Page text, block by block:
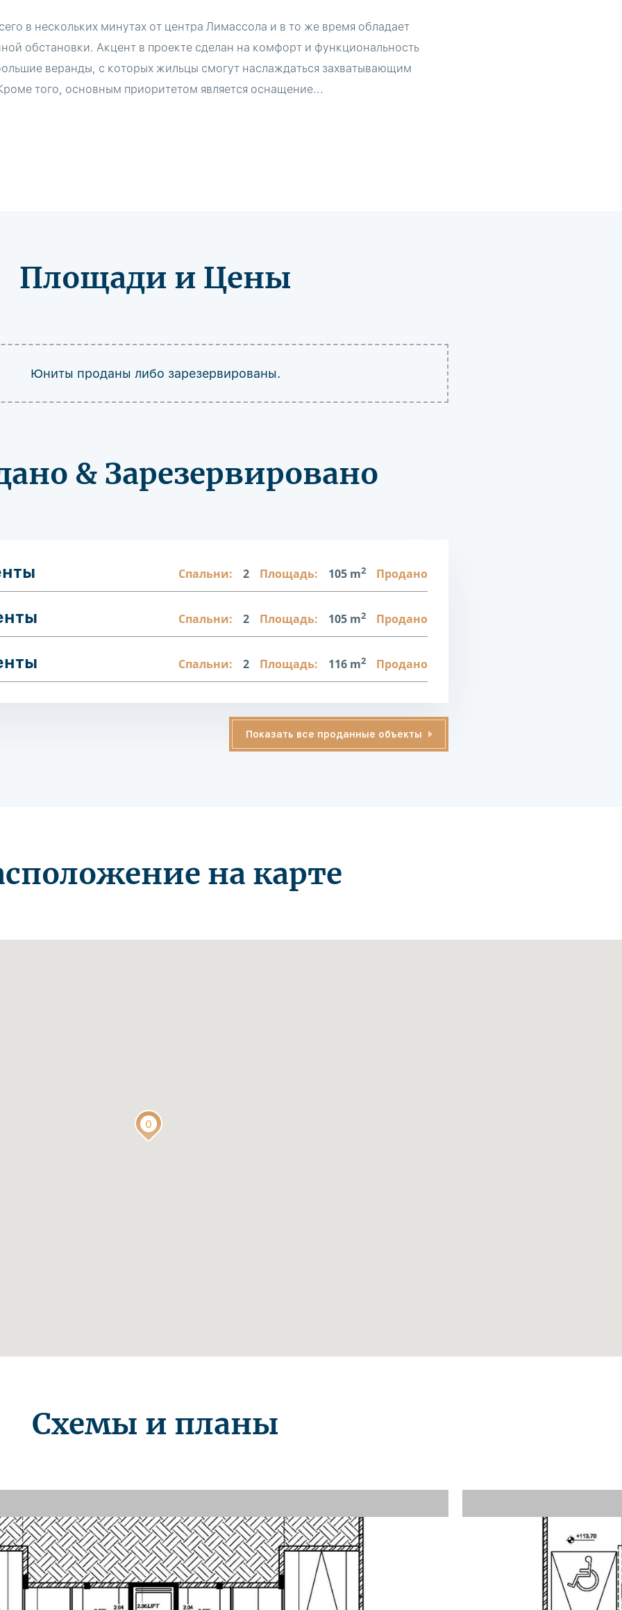
в нескольких минутах от центра Лимассола и в то же время обладает
обстановки. Акцент в проекте сделан на комфорт и функциональность
веранды, с которых жильцы смогут наслаждаться захватывающим
того, основным приоритетом является оснащение...
Площади и Цены
Юниты проданы либо зарезервированы.
& Зарезервировано
Спальни: 2 Площадь: 105 m2 Продано
Спальни: 2 Площадь: 105 m2 Продано
Спальни: 2 Площадь: 116 m2 Продано
Показать все проданные объекты
на карте
Схемы и планы